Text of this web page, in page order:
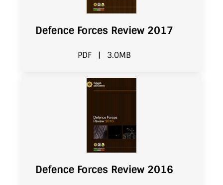
Defence Forces Review 2017
PDF | 3.0MB
Defence Forces Review 2016